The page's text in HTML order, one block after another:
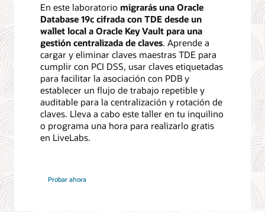
En este laboratorio migrarás una Oracle
Database 19c cifrada con TDE desde un
wallet local a Oracle Key Vault para una
gestión centralizada de claves. Aprende a
cargar y eliminar claves maestras TDE para
cumplir con PCI DSS, usar claves etiquetadas
para facilitar la asociación con PDB y
establecer un flujo de trabajo repetible y
auditable para la centralización y rotación de
claves. Lleva a cabo este taller en tu inquilino
o programa una hora para realizarlo gratis
en LiveLabs.
Probar ahora